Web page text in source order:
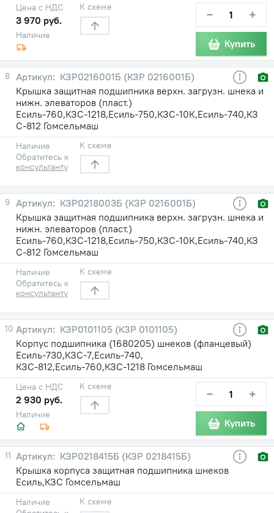
Наличие
Цена с НДС
3 970 руб.
К схеме − +
Купить
8
КЗР0216001Б (КЗР 0216001Б)
Крышка защитная подшипника верхн. загрузн. шнека и
нижн. элеваторов (пласт.)
Есиль-760,КЗС-1218,Есиль-750,КЗС-10К,Есиль-740,КЗ
С-812 Гомсельмаш
Наличие
Обратитесь к
консультанту
К схеме
9
КЗР0218003Б (КЗР 0216001Б)
Крышка защитная подшипника верхн. загрузн. шнека и
нижн. элеваторов (пласт.)
Есиль-760,КЗС-1218,Есиль-750,КЗС-10К,Есиль-740,КЗ
С-812 Гомсельмаш
Наличие
Обратитесь к
консультанту
К схеме
10
КЗР0101105 (КЗР 0101105)
Корпус подшипника (1680205) шнеков (фланцевый)
Есиль-730,КЗС-7,Есиль-740,
КЗС-812,Есиль-760,КЗС-1218 Гомсельмаш
Наличие
Цена с НДС
2 930 руб.
К схеме − +
Купить
11
КЗР0218415Б (КЗР 0218415Б)
Крышка корпуса защитная подшипника шнеков
Есиль,КЗС Гомсельмаш
Наличие
К схеме